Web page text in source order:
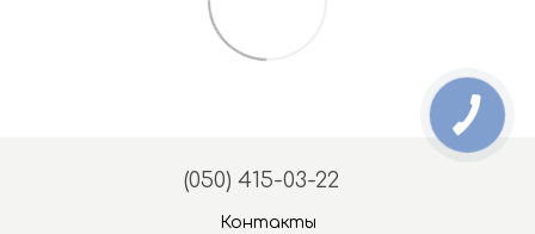
(050) 415-03-22
Контакты